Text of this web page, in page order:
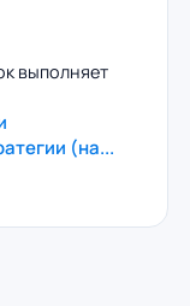
выполняет
(на...